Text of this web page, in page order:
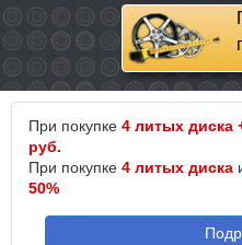
При покупке 4 литых диска
руб.
При покупке 4 литых диска
50%